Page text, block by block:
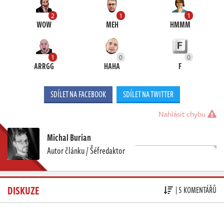
2
WOW
1
MEH
1
HMMM
1
ARRGG
0
HAHA
0
F
SDÍLET NA FACEBOOK SDÍLET NA TWITTER
Nahlásit chybu
Michal Burian
Autor článku / Šéfredaktor
DISKUZE | 5 KOMENTÁŘŮ